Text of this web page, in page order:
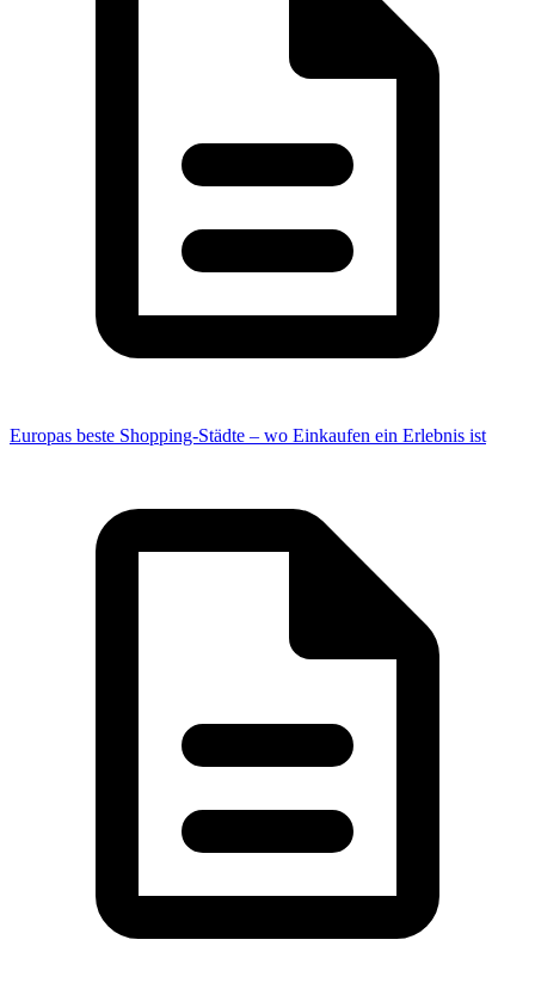
Europas beste Shopping-Städte – wo Einkaufen ein Erlebnis ist